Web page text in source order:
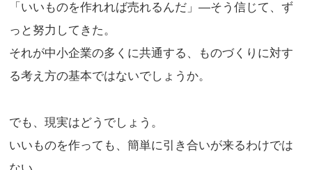
「いいものを作れれば売れるんだ」―そう信じて、ず
っと努力してきた。
それが中小企業の多くに共通する、ものづくりに対す
る考え方の基本ではないでしょうか。
でも、現実はどうでしょう。
いいものを作っても、簡単に引き合いが来るわけでは